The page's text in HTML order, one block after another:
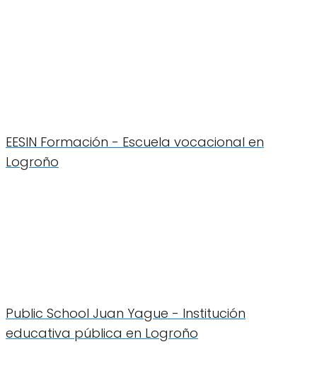
EESIN Formación - Escuela vocacional en
Logroño
Public School Juan Yague - Institución
educativa pública en Logroño